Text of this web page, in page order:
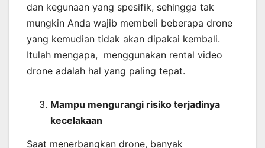
dan kegunaan yang spesifik, sehingga tak
mungkin Anda wajib membeli beberapa drone
yang kemudian tidak akan dipakai kembali.
Itulah mengapa, menggunakan rental video
drone adalah hal yang paling tepat.
Mampu mengurangi risiko terjadinya
kecelakaan
Saat menerbangkan drone, banyak